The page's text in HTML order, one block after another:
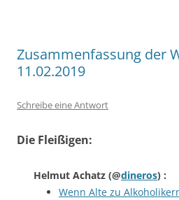
Zusammenfassung der
11.02.2019
Schreibe eine Antwort
Die Fleißigen:
Helmut Achatz (@dineros) :
Wenn Alte zu